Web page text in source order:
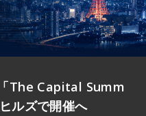
The Capital Summ
ルズで開催へ